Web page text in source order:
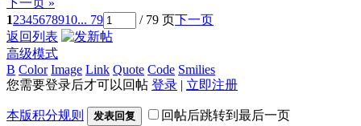
12345678910... 79 / 79 页下一页
返回列表
高级模式
B Color Image Link Quote Code Smilies
您需要登录后才可以回帖 登录 | 立即注册
本版积分规则 发表回复 回帖后跳转到最后一页